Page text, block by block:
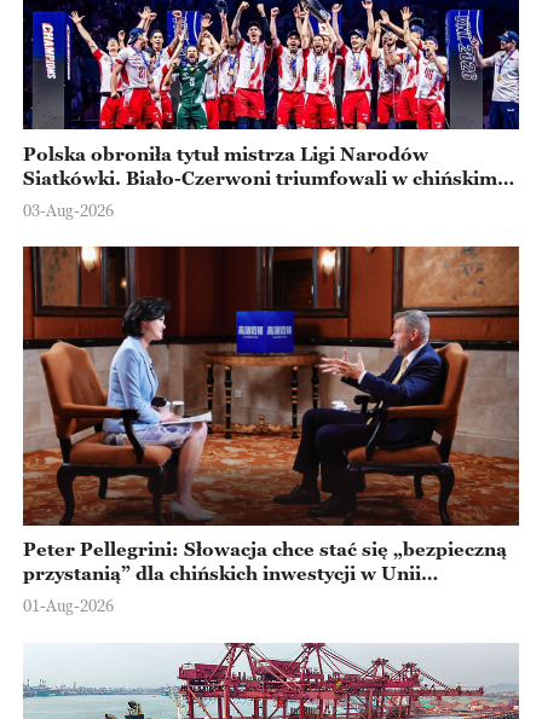
Polska obroniła tytuł mistrza Ligi Narodów
Siatkówki. Biało-Czerwoni triumfowali w chińskim
Ningbo
03-Aug-2026
Peter Pellegrini: Słowacja chce stać się „bezpieczną
przystanią” dla chińskich inwestycji w Unii
Europejskiej
01-Aug-2026